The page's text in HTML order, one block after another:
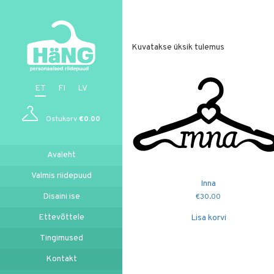
ET FI LV
Ostukorv€0.00
Avaleht
Valmis riidepuud
Disaini ise
Ettevõttele
Tingimused
Kontakt
Kuvatakse üksik tulemus
Inna
€30.00
Lisa korvi